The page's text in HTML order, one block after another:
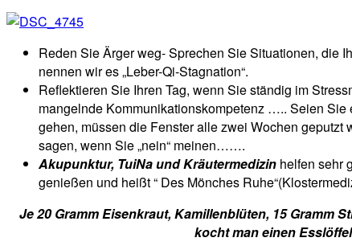
Reden Sie Ärger weg- Sprechen Sie Situationen, die
nennen wir es „Leber-Qi-Stagnation“.
Reflektieren Sie Ihren Tag, wenn Sie ständig im
mangelnde Kommunikationskompetenz ….. Seien
gehen, müssen die Fenster alle zwei Wochen geputzt
sagen, wenn Sie „nein“ meinen…….
Akupunktur, TuiNa und Kräutermedizin helfen sehr
genießen und heißt “ Des Mönches
Je 20 Gramm Eisenkraut, Kamillenblüten, 15 Gramm
kocht man einen